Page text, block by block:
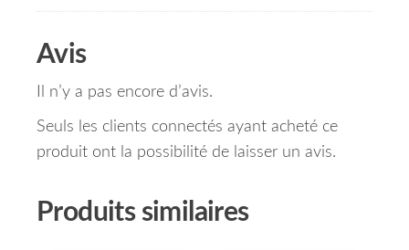
Avis
Il n’y a pas encore d’avis.
Seuls les clients connectés ayant acheté ce
produit ont la possibilité de laisser un avis.
Produits similaires